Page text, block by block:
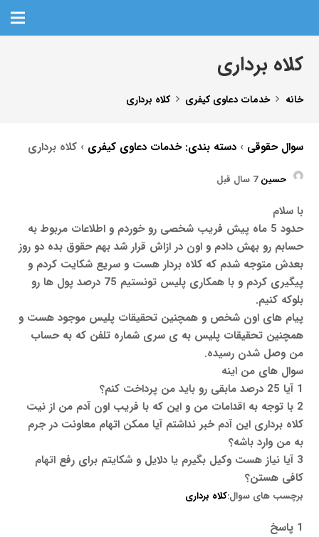
کلاه برداری
خانه خدمات دعاوی کیفری کلاه برداری
سوال حقوقی ›دسته بندی: خدمات دعاوی کیفری ›کلاه برداری
حسین7 سال قبل
با سلام
حدود 5 ماه پیش فریب شخصی رو خوردم و اطلاعات مربوط به
حسابم رو بهش دادم و اون در ازاش قرار شد بهم حقوق بده دو روز
بعدش متوجه شدم که کلاه بردار هست و سریع شکایت کردم و
پیگیری کردم و با همکاری پلیس تونستیم 75 درصد پول ها رو
بلوکه کنیم.
پیام های اون شخص و همچنین تحقیقات پلیس موجود هست و
همچنین تحقیقات پلیس به ی سری شماره تلفن که به حساب
من وصل شدن رسیده.
سوال های من اینه
1 آیا 25 درصد مابقی رو باید من پرداخت کنم؟
2 با توجه به اقدامات من و این که با فریب اون آدم من از نیت
کلاه برداری این آدم خبر نداشتم آیا ممکن اتهام معاونت در جرم
به من وارد باشه؟
3 آیا نیاز هست وکیل بگیرم یا دلایل و شکایتم برای رفع اتهام
کافی هستن؟
برچسب های سوال:کلاه برداری
1 پاسخ